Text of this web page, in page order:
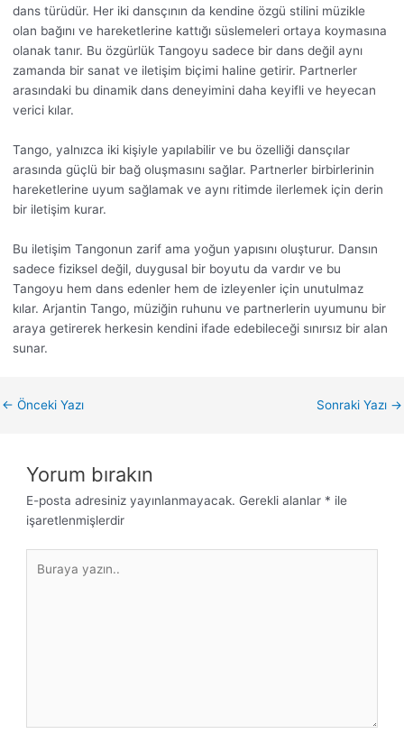
dans türüdür. Her iki dansçının da kendine özgü stilini müzikle
olan bağını ve hareketlerine kattığı süslemeleri ortaya koymasına
olanak tanır. Bu özgürlük Tangoyu sadece bir dans değil aynı
zamanda bir sanat ve iletişim biçimi haline getirir. Partnerler
arasındaki bu dinamik dans deneyimini daha keyifli ve heyecan
verici kılar.
Tango, yalnızca iki kişiyle yapılabilir ve bu özelliği dansçılar
arasında güçlü bir bağ oluşmasını sağlar. Partnerler birbirlerinin
hareketlerine uyum sağlamak ve aynı ritimde ilerlemek için derin
bir iletişim kurar.
Bu iletişim Tangonun zarif ama yoğun yapısını oluşturur. Dansın
sadece fiziksel değil, duygusal bir boyutu da vardır ve bu
Tangoyu hem dans edenler hem de izleyenler için unutulmaz
kılar. Arjantin Tango, müziğin ruhunu ve partnerlerin uyumunu bir
araya getirerek herkesin kendini ifade edebileceği sınırsız bir alan
sunar.
← Önceki Yazı Sonraki Yazı →
Yorum bırakın
E-posta adresiniz yayınlanmayacak. Gerekli alanlar * ile
işaretlenmişlerdir
yazın..